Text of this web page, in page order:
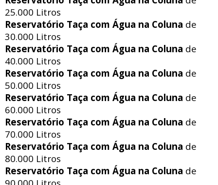
25.000 Litros
Reservatório Taça com Água na Coluna de
30.000 Litros
Reservatório Taça com Água na Coluna de
40.000 Litros
Reservatório Taça com Água na Coluna de
50.000 Litros
Reservatório Taça com Água na Coluna de
60.000 Litros
Reservatório Taça com Água na Coluna de
70.000 Litros
Reservatório Taça com Água na Coluna de
80.000 Litros
Reservatório Taça com Água na Coluna de